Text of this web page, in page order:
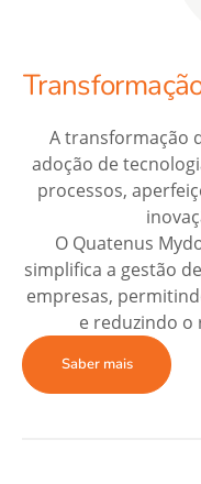
A transformação
adoção de
processos,
O Quatenus
simplifica a gestão
empresas,
e reduzindo o
Saber mais